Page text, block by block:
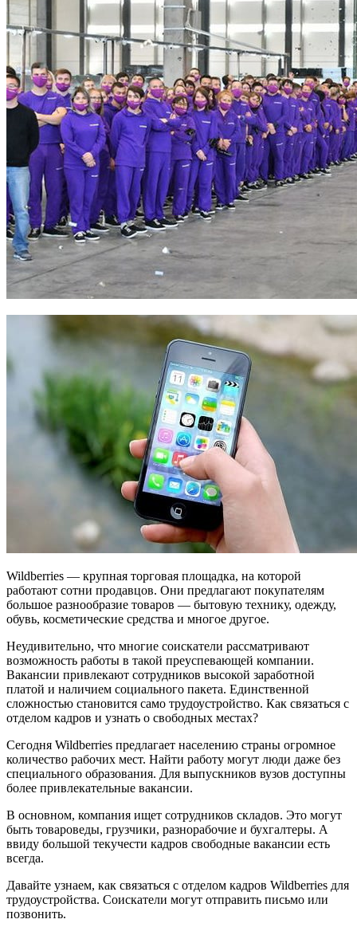
Wildberries — крупная торговая площадка, на которой
работают сотни продавцов. Они предлагают покупателям
большое разнообразие товаров — бытовую технику, одежду,
обувь, косметические средства и многое другое.
Неудивительно, что многие соискатели рассматривают
возможность работы в такой преуспевающей компании.
Вакансии привлекают сотрудников высокой заработной
платой и наличием социального пакета. Единственной
сложностью становится само трудоустройство. Как связаться с
отделом кадров и узнать о свободных местах?
Сегодня Wildberries предлагает населению страны огромное
количество рабочих мест. Найти работу могут люди даже без
специального образования. Для выпускников вузов доступны
более привлекательные вакансии.
В основном, компания ищет сотрудников складов. Это могут
быть товароведы, грузчики, разнорабочие и бухгалтеры. А
ввиду большой текучести кадров свободные вакансии есть
всегда.
Давайте узнаем, как связаться с отделом кадров Wildberries для
трудоустройства. Соискатели могут отправить письмо или
позвонить.